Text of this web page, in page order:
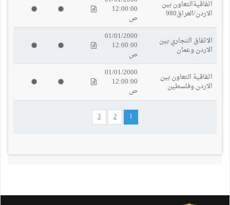
اتفاقيةالتعاون بين
الاردن/العراق980 12:00:00
ص
الاتفاق التجاري بين
الاردن وعمان
01/01/2000
12:00:00
ص
اتفاقية التعاون بين
الاردن وفلسطين
01/01/2000
12:00:00
ص
1
2
3